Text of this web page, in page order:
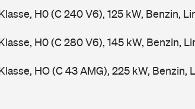
H0 (C 240 V6), 125 kW, Benzin,
H0 (C 280 V6), 145 kW, Benzin,
HO (C 43 AMG), 225 kW, Benzin,